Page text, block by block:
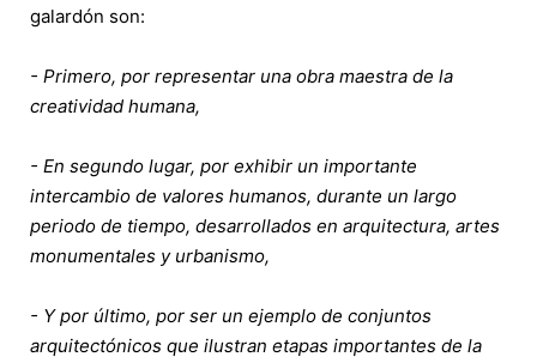
galardón son:
- Primero, por representar una obra maestra de la
creatividad humana,
- En segundo lugar, por exhibir un importante
intercambio de valores humanos, durante un largo
periodo de tiempo, desarrollados en arquitectura, artes
monumentales y urbanismo,
- Y por último, por ser un ejemplo de conjuntos
arquitectónicos que ilustran etapas importantes de la